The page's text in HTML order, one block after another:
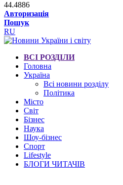
44.4886
Авторизація
Пошук
RU
ВСІ РОЗДІЛИ
Головна
Україна
Всі новини розділу
Політика
Місто
Світ
Бізнес
Наука
Шоу-бізнес
Спорт
Lifestyle
БЛОГИ ЧИТАЧІВ